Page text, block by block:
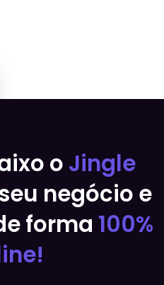
o Jingle
negócio e
forma 100%